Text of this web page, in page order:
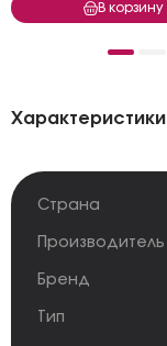
В корзину
Характеристики
Страна
Производитель
Бренд
Тип